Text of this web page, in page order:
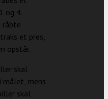
og 4.
råbte
et pres,
opstår.
skal
målet, mens
skal